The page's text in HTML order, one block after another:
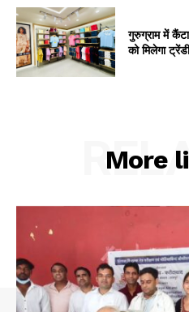
गुरुग्राम में
को मिलेगा
More